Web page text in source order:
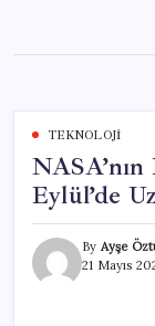
content
TEKNOLOJI
Eylül’de
By Ayşe
21 Mayıs